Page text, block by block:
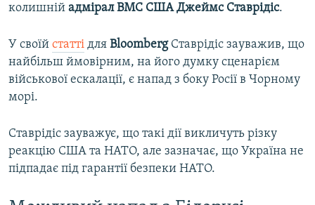
колишній адмірал ВМС США Джеймс Ставрідіс.
У своїй статті для BloombergСтаврідіс зауважив, що
найбільш ймовірним, на його думку сценарієм
військової ескалації, є напад з боку Росії в Чорному
морі.
Ставрідіс зауважує, що такі дії викличуть різку
реакцію США та НАТО, але зазначає, що Україна не
підпадає під гарантії безпеки НАТО.